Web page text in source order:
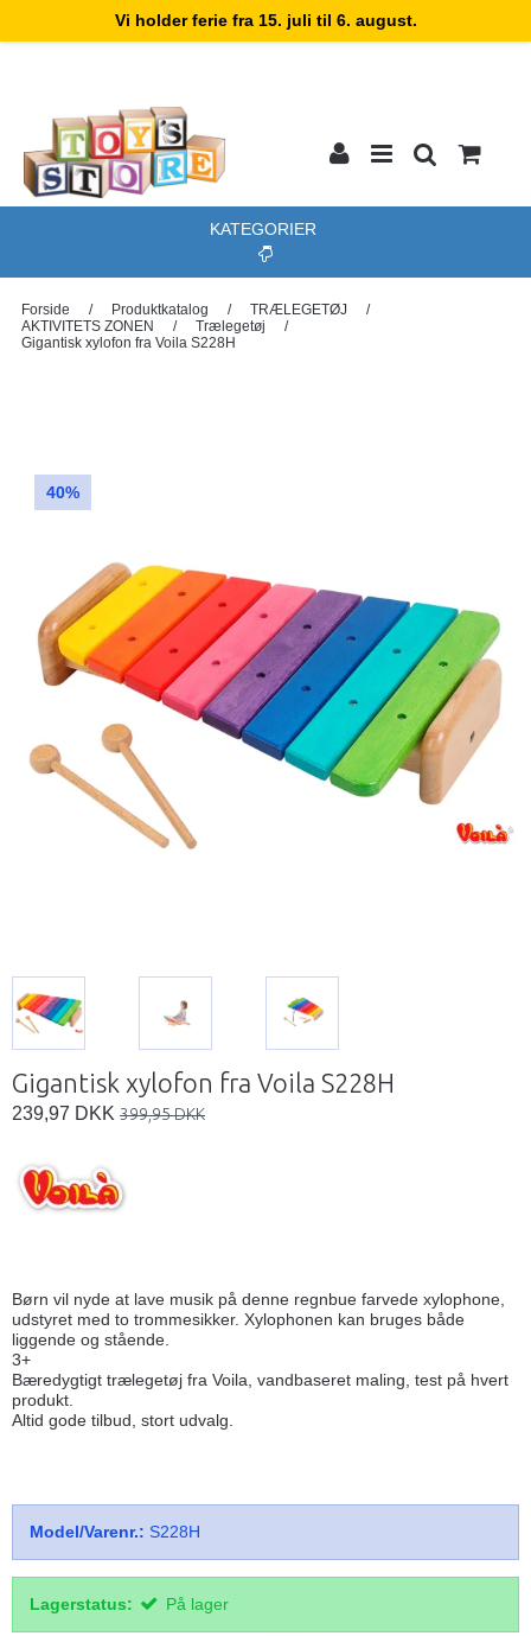
Vi holder ferie fra 15. juli til 6. august.
KATEGORIER
Forside / Produktkatalog / TRÆLEGETØJ
/
AKTIVITETS ZONEN
/ Trælegetøj
/
Gigantisk xylofon fra Voila S228H
40%
Gigantisk xylofon fra Voila S228H
239,97 DKK 399,95 DKK
Børn vil nyde at lave musik på denne regnbue farvede xylophone,
udstyret med to trommesikker. Xylophonen kan bruges både
liggende og stående.
3+
Bæredygtigt trælegetøj fra Voila, vandbaseret maling, test på hvert
produkt.
Altid gode tilbud, stort udvalg.
Model/Varenr.: S228H
Lagerstatus: På lager